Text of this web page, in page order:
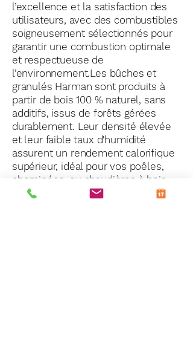
l’excellence et la satisfaction des
utilisateurs, avec des combustibles
soigneusement sélectionnés pour
garantir une combustion optimale
et respectueuse de
l’environnement.Les bûches et
granulés Harman sont produits à
partir de bois 100 % naturel, sans
additifs, issus de forêts gérées
durablement. Leur densité élevée
et leur faible taux d'humidité
assurent un rendement calorifique
supérieur, idéal pour vos poêles,
cheminées, ou chaudières à bois.